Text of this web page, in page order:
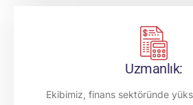
Uzmanlık:
Ekibimiz, finans sektöründe